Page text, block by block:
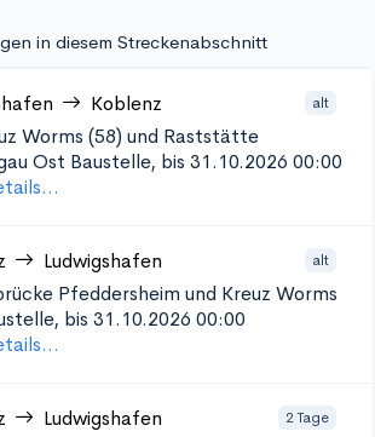
in diesem Streckenabschnitt
Koblenz alt
Worms (58) und Raststätte
Ost Baustelle, bis 31.10.2026 00:00
Ludwigshafen alt
Pfeddersheim und Kreuz Worms
bis 31.10.2026 00:00
Ludwigshafen 2 Tage